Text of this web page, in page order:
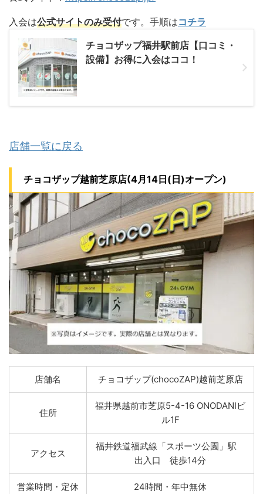
入会は公式サイトのみ受付です。手順はコチラ
チョコザップ福井駅前店【口コミ・
設備】お得に入会はココ！
店舗一覧に戻る
チョコザップ越前芝原店(4月14日(日)オープン)
店舗名 チョコザップ(chocoZAP)越前芝原店
住所
福井県越前市芝原5-4-16 ONODANIビ
ル1F
アクセス
福井鉄道福武線「スポーツ公園」駅
出入口 徒歩14分
営業時間・定休
24時間・年中無休